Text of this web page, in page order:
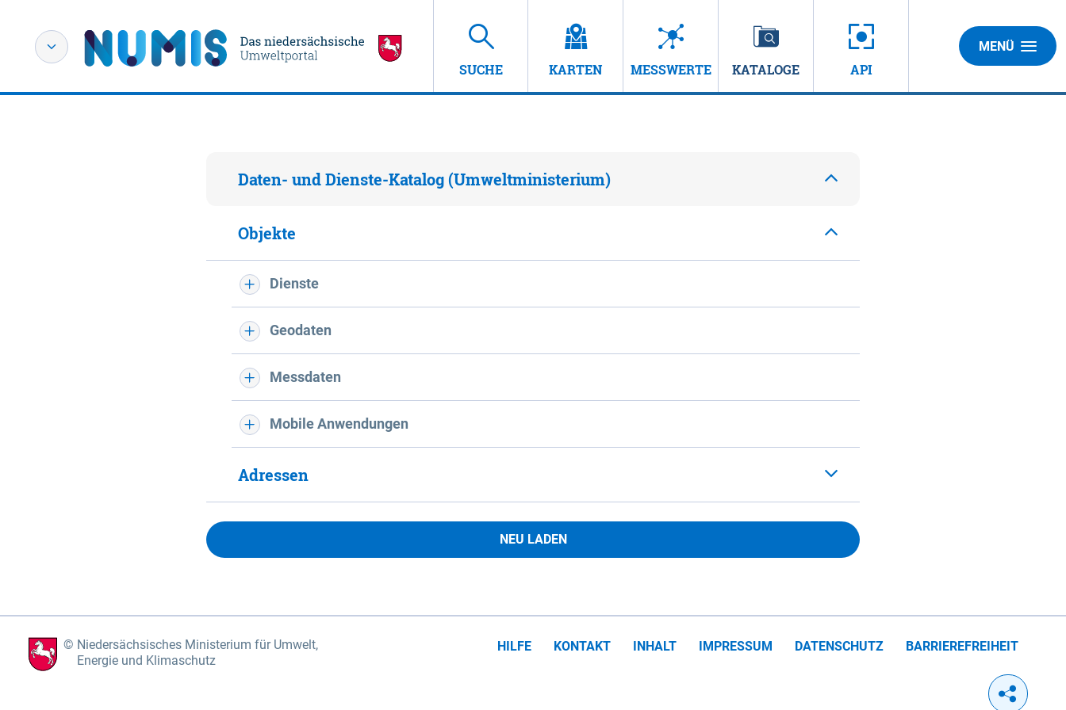
SUCHE KARTEN MESSWERTE KATALOGE API
MENÜ
Daten- und Dienste-Katalog (Umweltministerium)
Objekte
Dienste
Geodaten
Messdaten
Mobile Anwendungen
Adressen
NEU LADEN
Niedersächsisches Ministerium für Umwelt,
Energie und Klimaschutz
HILFE KONTAKT INHALT IMPRESSUM DATENSCHUTZ BARRIEREFREIHEIT